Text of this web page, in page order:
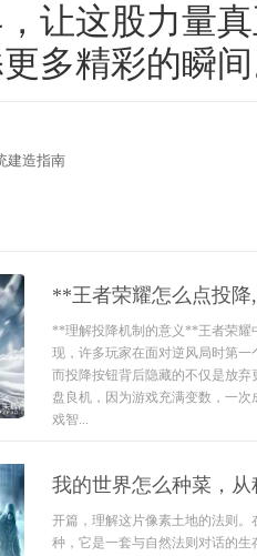
让这股力量
多精彩的瞬
建造指南
**王者荣耀怎么点投
**理解投降机制的意义**王者荣耀
现，许多玩家在面对逆风局时第
而投降按钮背后隐藏的不仅是放
盘良机，因为游戏充满变数，一
戏智...
我的世界怎么种菜，
开篇，理解这片像素土地的法则
种，它是一套与自然法则对话的